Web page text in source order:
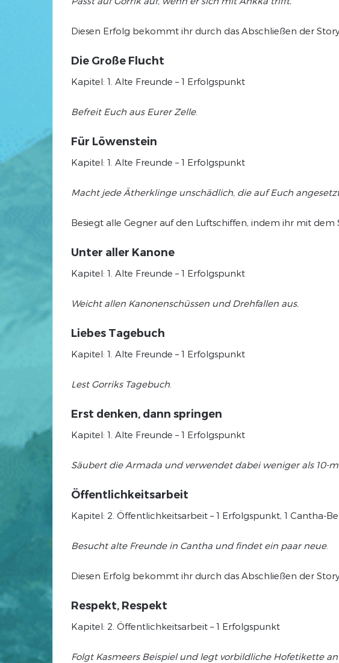
Diesen Erfolg bekommt ihr durch das Abschließen der
Die Große Flucht
Kapitel: 1. Alte Freunde – 1 Erfolgspunkt
Befreit Euch aus Eurer Zelle.
Für Löwenstein
Kapitel: 1. Alte Freunde – 1 Erfolgspunkt
Macht jede Ätherklinge unschädlich, die auf Euch
Besiegt alle Gegner auf den Luftschiffen, indem ihr mit
Unter aller Kanone
Kapitel: 1. Alte Freunde – 1 Erfolgspunkt
Weicht allen Kanonenschüssen und Drehfallen aus.
Liebes Tagebuch
Kapitel: 1. Alte Freunde – 1 Erfolgspunkt
Lest Gorriks Tagebuch
Erst denken, dann springen
Kapitel: 1. Alte Freunde – 1 Erfolgspunkt
Säubert die Armada und verwendet dabei weniger als 10-
Öffentlichkeitsarbeit
Kapitel: 2. Öffentlichkeitsarbeit – 1 Erfolgspunkt, 1 Cantha-
Besucht alte Freunde in Cantha und findet ein paar neue.
Diesen Erfolg bekommt ihr durch das Abschließen der
Respekt, Respekt
Kapitel: 2. Öffentlichkeitsarbeit – 1 Erfolgspunkt
Folgt Kasmeers Beispiel und legt vorbildliche Hofetikette